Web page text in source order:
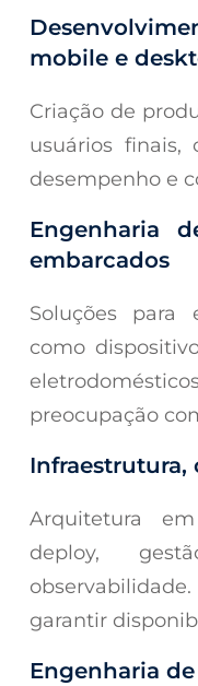
mobile e
Criação de
usuários finais,
desempenho e
Engenharia
embarcados
Soluções para
como
preocupação
Infraestrutura,
Arquitetura
deploy,
garantir
Engenharia